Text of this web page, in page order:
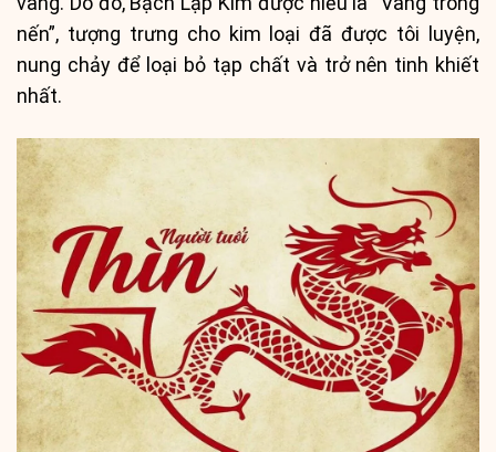
nến”, tượng trưng cho kim loại đã được tôi luyện,
nung chảy để loại bỏ tạp chất và trở nên tinh khiết
nhất.